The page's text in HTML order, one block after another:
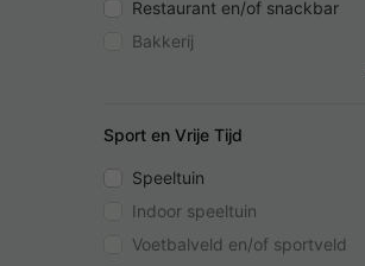
Restaurant en/of snackbar
Bakkerij
Sport en Vrije Tijd
Speeltuin
Indoor speeltuin
Voetbalveld en/of sportveld